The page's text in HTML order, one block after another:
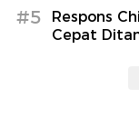
#5
Respons
Cepat